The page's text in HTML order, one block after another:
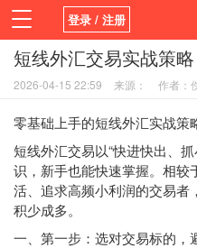
登录 / 注册
首页 新闻
平台
指标EA
短线外汇交易实战策
2026-04-15 22:59 来源： 作者：
零基础上手的短线外汇实战策
短线外汇交易以“快进快出、
识，新手也能快速掌握。相较
活、追求高频小利润的交易者
积少成多。
一、第一步：选对交易标的，